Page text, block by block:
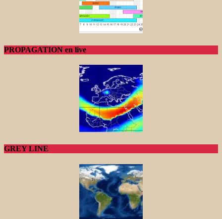
PROPAGATION en live
GREY LINE